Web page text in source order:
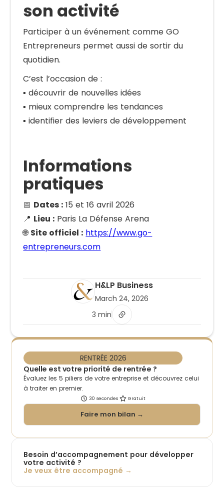
son activité
Participer à un événement comme GO
Entrepreneurs permet aussi de sortir du
quotidien.
C’est l’occasion de :
▪️ découvrir de nouvelles idées
▪️ mieux comprendre les tendances
▪️ identifier des leviers de développement
Informations
pratiques
📅 Dates : 15 et 16 avril 2026
📍 Lieu : Paris La Défense Arena
🌐 Site officiel : https://www.go-
entrepreneurs.com
H&LP Business
March 24, 2026
3 min
RENTRÉE 2026
Quelle est votre priorité de rentrée ?
Évaluez les 5 piliers de votre entreprise et découvrez celui
à traiter en premier.
30 secondes Gratuit
Faire mon bilan →
Besoin d’accompagnement pour développer
votre activité ?
Je veux être accompagné →